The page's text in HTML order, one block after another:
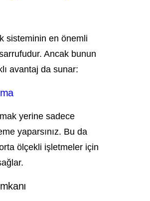
sisteminin en önemli
Ancak bunun
avantaj da sunar:
yerine sadece
yaparsınız. Bu da
ölçekli işletmeler için